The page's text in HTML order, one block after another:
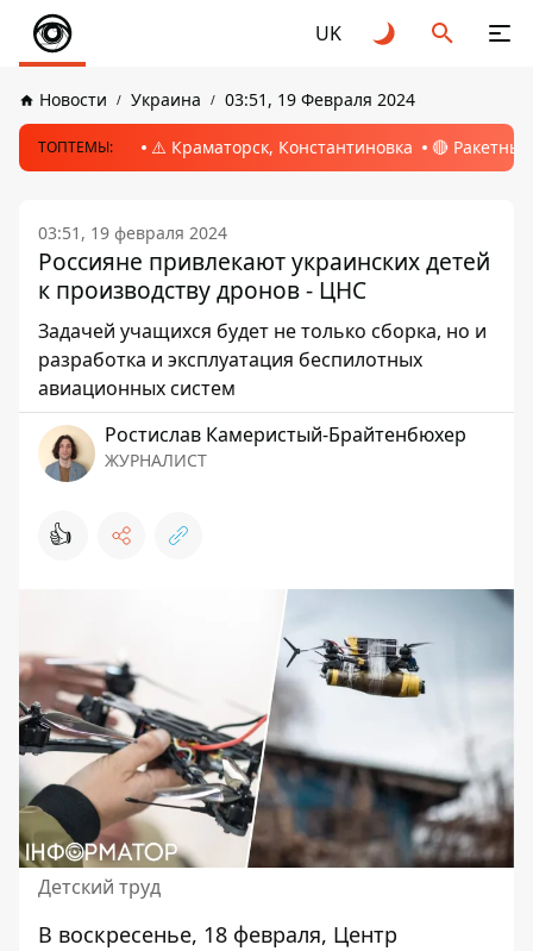
UK
Новости Украина 03:51, 19 Февраля 2024
ТОПТЕМЫ: ⚠️ Краматорск, Константиновка 🔴
03:51, 19 февраля 2024
Россияне привлекают украинских детей
к производству дронов - ЦНС
Задачей учащихся будет не только сборка, но и
разработка и эксплуатация беспилотных
авиационных систем
Ростислав Камеристый-Брайтенбюхер
ЖУРНАЛИСТ
👍
Детский труд
В воскресенье, 18 февраля, Центр